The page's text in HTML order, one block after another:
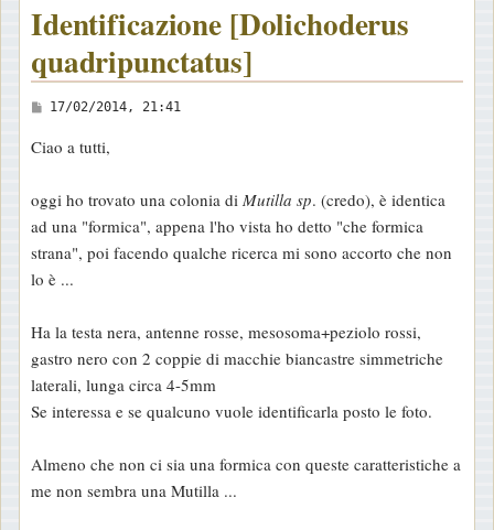
Identificazione [Dolichoderus
quadripunctatus]
M
s
a
g
g
17/02/2014, 21:41
Ciao a tutti,
oggi ho trovato una colonia di Mutilla sp. (credo), è identica
ad una "formica", appena l'ho vista ho detto "che formica
strana", poi facendo qualche ricerca mi sono accorto che non
lo è ...
Ha la testa nera, antenne rosse, mesosoma+peziolo rossi,
gastro nero con 2 coppie di macchie biancastre simmetriche
laterali, lunga circa 4-5mm
Se interessa e se qualcuno vuole identificarla posto le foto.
Almeno che non ci sia una formica con queste caratteristiche a
me non sembra una Mutilla ...